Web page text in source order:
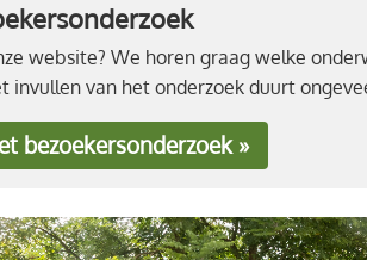
website? We horen graag welke
invullen van het onderzoek duurt
bezoekersonderzoek »